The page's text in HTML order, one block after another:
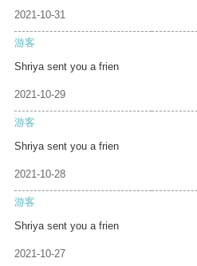
2021-10-31
游客
Shriya sent you a frien
2021-10-29
游客
Shriya sent you a frien
2021-10-28
游客
Shriya sent you a frien
2021-10-27